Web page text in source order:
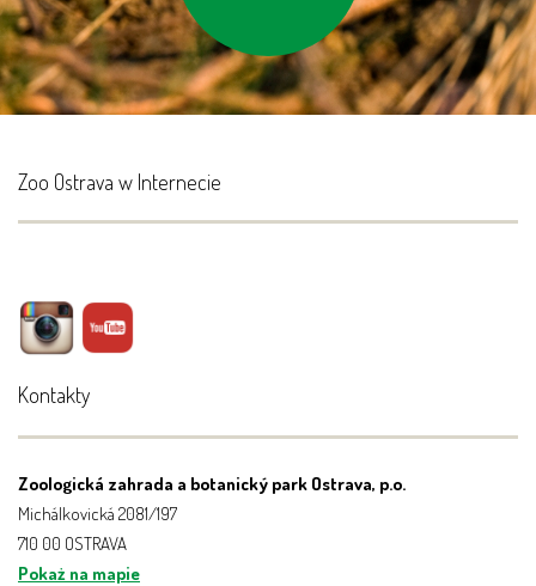
Zoo Ostrava w Internecie
Kontakty
Zoologická zahrada a botanický park Ostrava, p.o.
Michálkovická 2081/197
710 00 OSTRAVA
Pokaż na mapie